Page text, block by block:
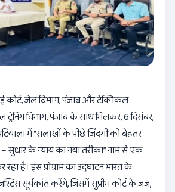
कोर्ट, जेल विभाग, पंजाब और टेक्निकल
विभाग, पंजाब के साथ मिलकर, 6 दिसंबर,
में “सलाखों के पीछे ज़िंदगी को बेहतर
सुधार के न्याय का नया तरीका” नाम से एक
है। इस प्रोग्राम का उद्घाटन भारत के
सूर्यकांत करेंगे, जिसमें सुप्रीम कोर्ट के जज,